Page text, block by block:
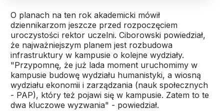
O planach na ten rok akademicki mówił
dziennikarzom jeszcze przed rozpoczęciem
uroczystości rektor uczelni. Ciborowski powiedział,
że najważniejszym planem jest rozbudowa
infrastruktury w kampusie o kolejne wydziały.
"Przypomnę, że już lada moment uruchomimy w
kampusie budowę wydziału humanistyki, a wiosną
wydziału ekonomii i zarządzania (nauk społecznych
- PAP), który też pojawi się w kampusie. Zatem to te
dwa kluczowe wyzwania" - powiedział.